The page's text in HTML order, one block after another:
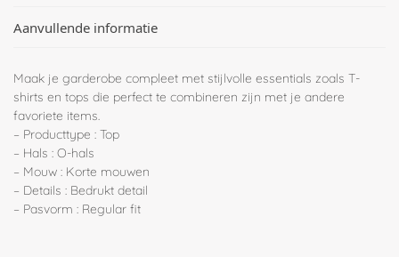
Aanvullende informatie
Maak je garderobe compleet met stijlvolle essentials zoals T-
shirts en tops die perfect te combineren zijn met je andere
favoriete items.
– Producttype : Top
– Hals : O-hals
– Mouw : Korte mouwen
– Details : Bedrukt detail
– Pasvorm : Regular fit